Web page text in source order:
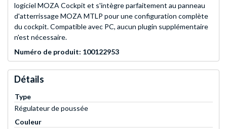
logiciel MOZA Cockpit et s'intègre parfaitement au panneau
d'atterrissage MOZA MTLP pour une configuration complète
du cockpit. Compatible avec PC, aucun plugin supplémentaire
n'est nécessaire.
Numéro de produit: 100122953
Détails
Type
Régulateur de poussée
Couleur